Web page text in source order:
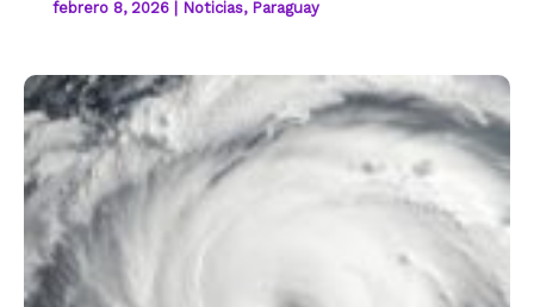
febrero 8, 2026 Noticias, Paraguay